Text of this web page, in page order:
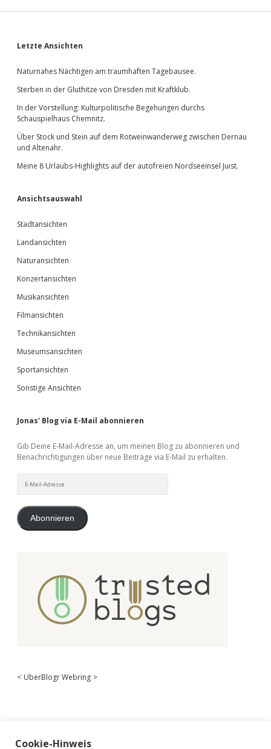
Sidebar
Letzte Ansichten
Naturnahes Nächtigen am traumhaften Tagebausee.
Sterben in der Gluthitze von Dresden mit Kraftklub.
In der Vorstellung: Kulturpolitische Begehungen durchs
Schauspielhaus Chemnitz.
Über Stock und Stein auf dem Rotweinwanderweg zwischen Dernau
und Altenahr.
Meine 8 Urlaubs-Highlights auf der autofreien Nordseeinsel Juist.
Ansichtsauswahl
Stadtansichten
Landansichten
Naturansichten
Konzertansichten
Musikansichten
Filmansichten
Technikansichten
Museumsansichten
Sportansichten
Sonstige Ansichten
Jonas' Blog via E-Mail abonnieren
Gib Deine E-Mail-Adresse an, um meinen Blog zu abonnieren und
Benachrichtigungen über neue Beiträge via E-Mail zu erhalten.
Mail-
Abonnieren
< UberBlogr Webring >
Cookie-Hinweis